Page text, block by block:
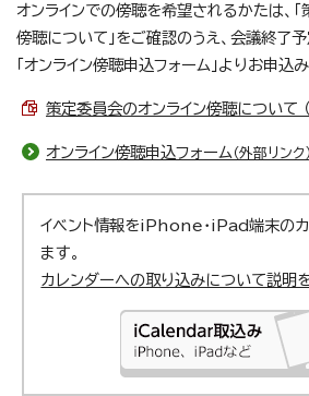
オンラインでの傍聴を希望されるかたは、
傍聴について」をご確認のうえ、会議終了
「オンライン傍聴申込フォーム」よりお申込
策定委員会のオンライン傍聴につい
オンライン傍聴申込フォーム （外部リンク）
イベント情報をiPhone・iPad端末の
ます。
カレンダーへの取り込みについて説明